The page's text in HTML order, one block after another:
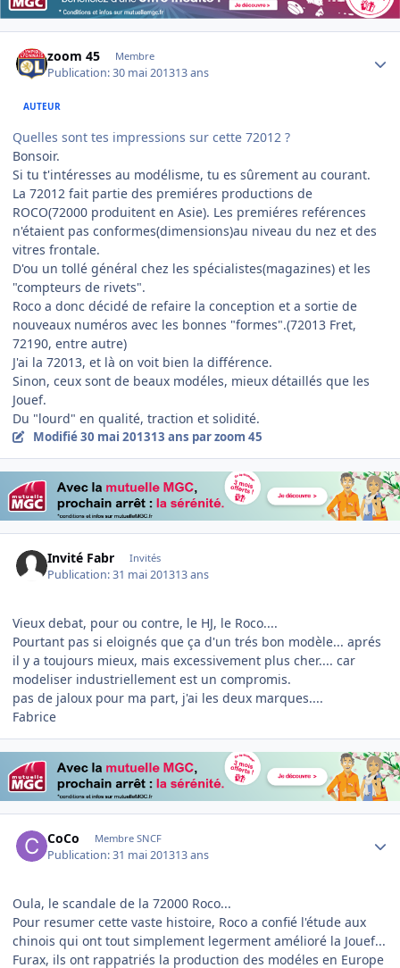
zoom 45 Membre
Publication:30 mai 201313 ans
AUTEUR
Quelles sont tes impressions sur cette 72012 ?
Bonsoir.
Si tu t'intéresses au modélisme, tu es sûrement au courant.
La 72012 fait partie des premiéres productions de
ROCO(72000 produitent en Asie). Les premiéres reférences
n'étaient pas conformes(dimensions)au niveau du nez et des
vitres frontale.
D'ou un tollé général chez les spécialistes(magazines) et les
"compteurs de rivets".
Roco a donc décidé de refaire la conception et a sortie de
nouveaux numéros avec les bonnes "formes".(72013 Fret,
72190, entre autre)
J'ai la 72013, et là on voit bien la différence.
Sinon, ceux sont de beaux modéles, mieux détaillés que les
Jouef.
Du "lourd" en qualité, traction et solidité.
Modifié30 mai 201313 ans par zoom 45
Invité Fabr Invités
Publication:31 mai 201313 ans
Vieux debat, pour ou contre, le HJ, le Roco....
Pourtant pas si eloignés que ça d'un trés bon modèle... aprés
il y a toujours mieux, mais excessivement plus cher.... car
modeliser industriellement est un compromis.
pas de jaloux pour ma part, j'ai les deux marques....
Fabrice
CoCo Membre SNCF
Publication:31 mai 201313 ans
Oula, le scandale de la 72000 Roco...
Pour resumer cette vaste histoire, Roco a confié l'étude aux
chinois qui ont tout simplement legerment amélioré la Jouef...
Furax, ils ont rappatriés la production des modéles en Europe